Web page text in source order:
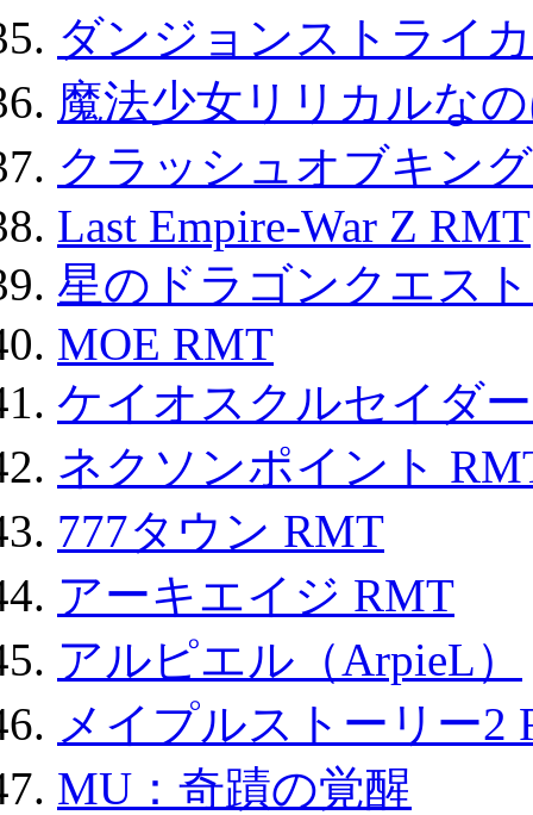
ダンジョンストライ
魔法少女リリカルな
クラッシュオブキン
Last Empire-War Z RMT
星のドラゴンクエス
MOE RMT
ケイオスクルセイダ
ネクソンポイント
777タウン RMT
アーキエイジ RMT
アルピエル（ArpieL）
メイプルストーリー2
MU：奇蹟の覚醒